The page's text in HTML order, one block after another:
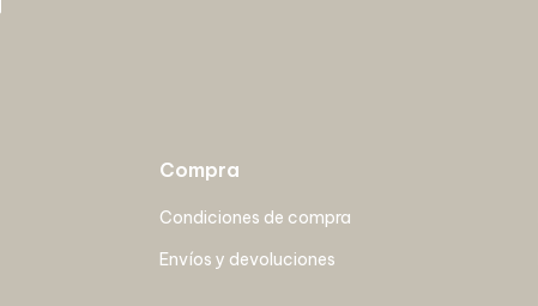
Compra
Condiciones de compra
Envíos y devoluciones